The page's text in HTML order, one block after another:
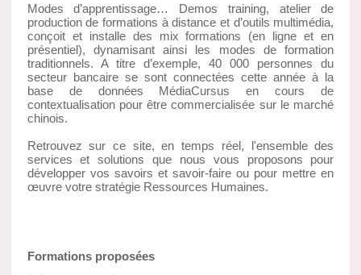
Modes d’apprentissage… Demos training, atelier de
production de formations à distance et d’outils multimédia,
conçoit et installe des mix formations (en ligne et en
présentiel), dynamisant ainsi les modes de formation
traditionnels. A titre d’exemple, 40 000 personnes du
secteur bancaire se sont connectées cette année à la
base de données MédiaCursus en cours de
contextualisation pour être commercialisée sur le marché
chinois.
Retrouvez sur ce site, en temps réel, l'ensemble des
services et solutions que nous vous proposons pour
développer vos savoirs et savoir-faire ou pour mettre en
œuvre votre stratégie Ressources Humaines.
Formations proposées